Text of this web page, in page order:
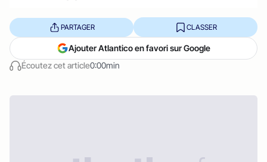
Écoutez cet article0:00min
PARTAGER CLASSER
Ajouter Atlantico en favori sur Google